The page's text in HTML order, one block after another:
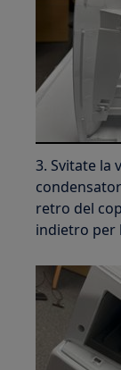
3. Svitate la
retro del
indietro per